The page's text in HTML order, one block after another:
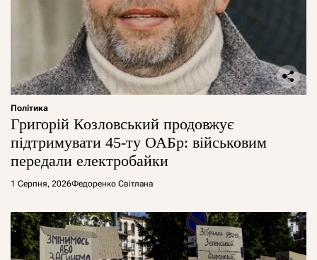
Політика
Григорій Козловський продовжує
підтримувати 45-ту ОАБр: військовим
передали електробайки
1 Серпня, 2026Федоренко Світлана